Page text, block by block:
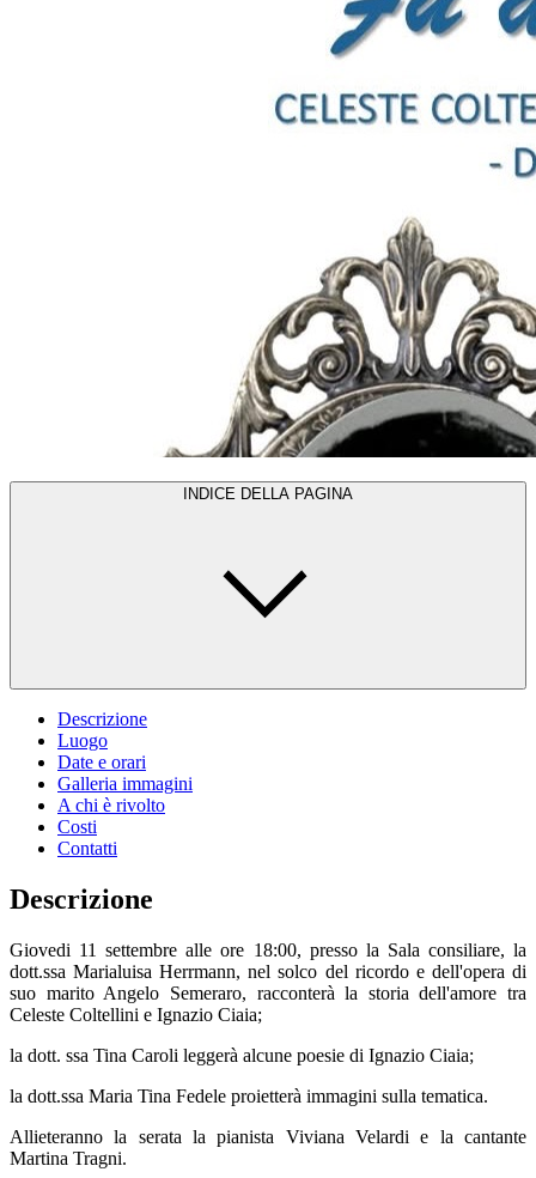
INDICE DELLA PAGINA
Descrizione
Luogo
Date e orari
Galleria immagini
A chi è rivolto
Costi
Contatti
Descrizione
Giovedi 11 settembre alle ore 18:00, presso la Sala consiliare, la
dott.ssa Marialuisa Herrmann, nel solco del ricordo e dell'opera di
suo marito Angelo Semeraro, racconterà la storia dell'amore tra
Celeste Coltellini e Ignazio Ciaia;
la dott. ssa Tina Caroli leggerà alcune poesie di Ignazio Ciaia;
la dott.ssa Maria Tina Fedele proietterà immagini sulla tematica.
Allieteranno la serata la pianista Viviana Velardi e la cantante
Martina Tragni.